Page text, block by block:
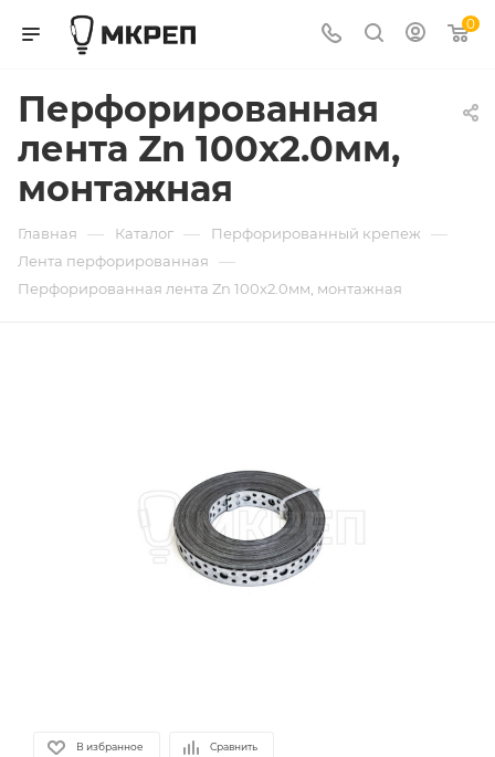
0
Перфорированная
лента Zn 100х2.0мм,
монтажная
Главная — Каталог — Перфорированный крепеж —
Лента перфорированная —
Перфорированная лента Zn 100х2.0мм, монтажная
В избранное Сравнить